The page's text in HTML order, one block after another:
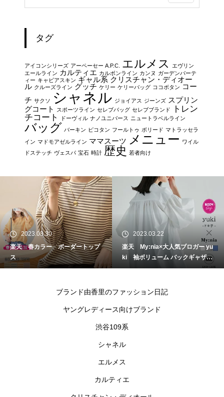
タグ
アイコンシリーズ アーペーセー A.P.C. エルメス
エヴリン
エールライン カルティエ カルボンライン カンヌ ガーデンパーテ
ィー キャビアスキン ギャル系 クリスチャン・ディオー
ル クルーズライン グッチ ケリー ケリーバッグ ココボタン コー
チ サクソ シャネル ジョイアス ジーンズ スプリン
グコート
スポーツライン セレブバッグ セレブブランド
トレン
チコート
ドーヴィル ナノユニバース ニュートラベルライン
バッグ バーキン ピコタン フールトゥ ボリード マトラッセラ
イン マドモアゼルライン ママスーツ メニュー ワイル
ドステッチ ヴェスパ 宝石 時計 歴史 若者向け
2023.03.30
楽天 春カラー ボーダートップ
ス
2023.03.22
楽天 My:nia×大人気ブロガー yu
ki 袖ボリューム バックギャザー
シャツ
ブランド由香里のファッション日記
ヤングレディース向けブランド
渋谷109系
シャネル
エルメス
カルティエ